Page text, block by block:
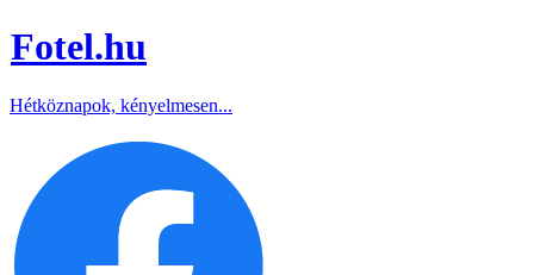
Fotel.hu
Hétköznapok, kényelmesen...